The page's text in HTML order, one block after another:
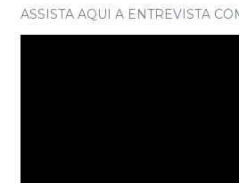
ASSISTA AQUI A ENTREVISTA